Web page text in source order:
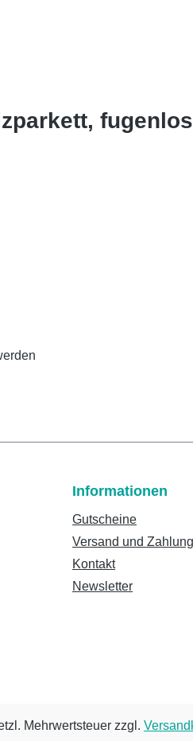
Informationen
Gutscheine
Versand und Zahlung
Kontakt
Newsletter
Mehrwertsteuer zzgl.